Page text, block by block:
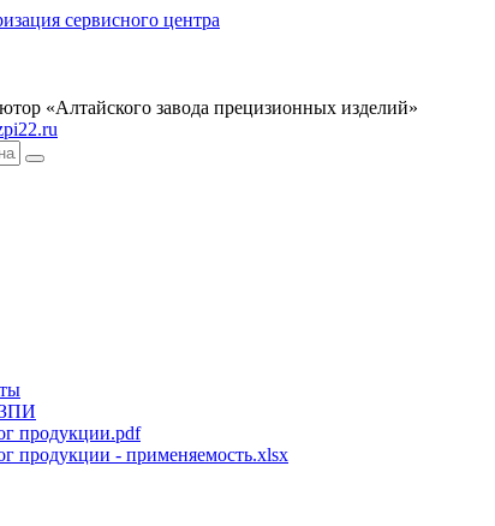
сервисного центра
«Алтайского завода прецизионных изделий»
продукции.pdf
продукции - применяемость.xlsx